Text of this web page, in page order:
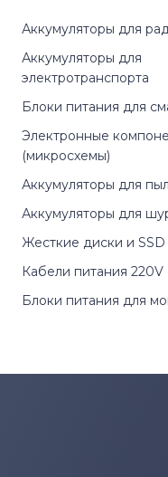
Аккумуляторы для
Аккумуляторы для
электротранспорта
Блоки питания для
Электронные
(микросхемы)
Аккумуляторы для
Аккумуляторы для
Жесткие диски и
Кабели питания 220V
Блоки питания для